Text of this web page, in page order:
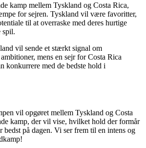
kamp mellem Tyskland og Costa Rica,
for sejren. Tyskland vil være favoritter,
til at overraske med deres hurtige
spil.
vil sende et stærkt signal om
mens en sejr for Costa Rica
konkurrere med de bedste hold i
vil opgøret mellem Tyskland og Costa
kamp, der vil vise, hvilket hold der formår
bedst på dagen. Vi ser frem til en intens og